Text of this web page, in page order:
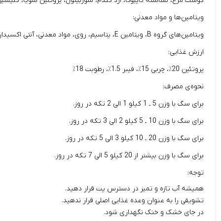
ویتامین‌ها و مواد معدنی:
ویتامین‌های گروه B، ویتامین E، پتاسیم، روی، مواد معدنی، آنتی اکسیدان.
ارزش غذایی:
پروتئین 20٪، چربی 15٪، فیبر 1.5٪، رطوبت 18٪
نحوه‌ی مصرف:
برای سگ با وزن 5 ـ 1 کیلو 1 الی 2 تکه در روز.
برای سگ با وزن 10 ـ 5 کیلو 2 الی 3 تکه در روز.
برای سگ با وزن 20 ـ 10 کیلو 3 الی 5 تکه در روز.
برای سگ با وزن بیشتر از 20 کیلو 5 الی 7 تکه در روز.
توجه:
همیشه آب تازه و تمیز در دسترس پت قرار دهید.
تشویقی را به عنوان وعده غذایی اصلی قرار ندهید.
در جای خشک و خنک نگهداری شود.